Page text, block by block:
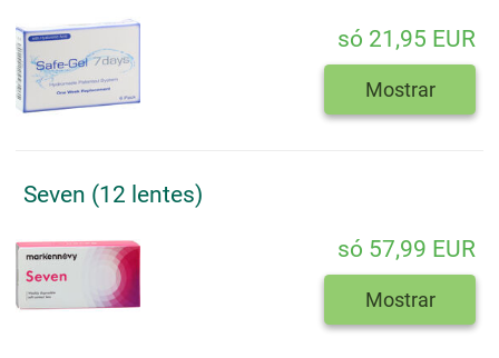
só 21,95 EUR
Mostrar
Seven (12 lentes)
só 57,99 EUR
Mostrar